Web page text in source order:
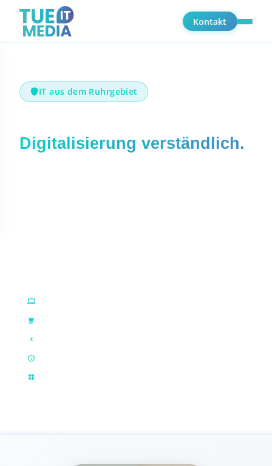
Kontakt
IT aus dem Ruhrgebiet
Digitalisierung verständlich.